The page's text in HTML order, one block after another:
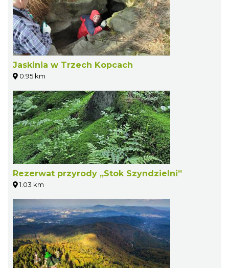
Jaskinia w Trzech Kopcach
0.95 km
Rezerwat przyrody „Stok Szyndzielni”
1.03 km